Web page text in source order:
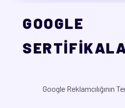
GOOGLE
Google Reklamcılığının